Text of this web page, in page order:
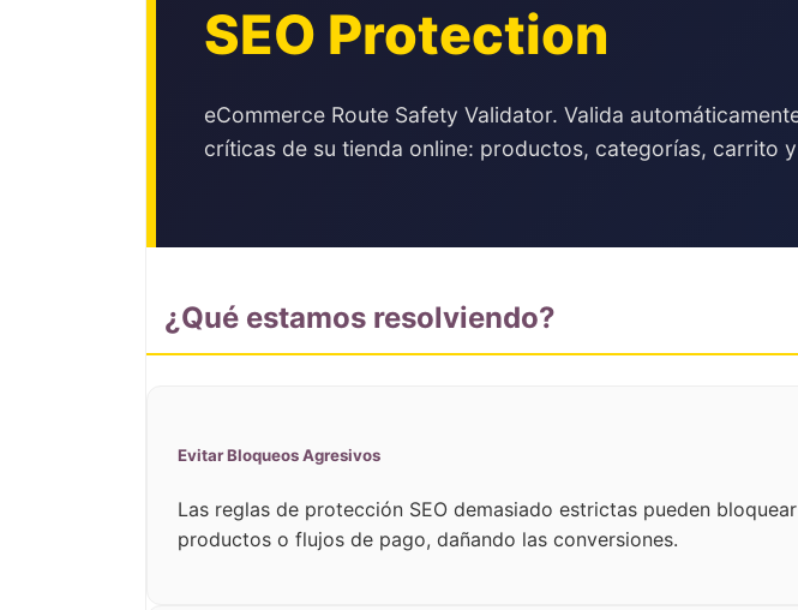
SEO Protection
eCommerce Route Safety Validator. Valida
críticas de su tienda online: productos, categorías, carrito
¿Qué estamos resolviendo?
Evitar Bloqueos Agresivos
Las reglas de protección SEO demasiado estrictas pueden
productos o flujos de pago, dañando las conversiones.